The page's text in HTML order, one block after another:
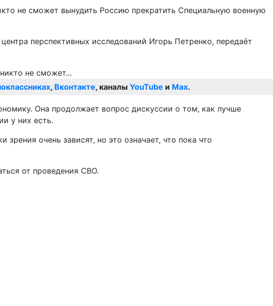
не сможет вынудить Россию прекратить Специальную военную
перспективных исследований Игорь Петренко, передаёт
, Вконтакте, каналы YouTube и Max.
Она продолжает вопрос дискуссии о том, как лучше
у них есть.
очень зависят, но это означает, что пока что
от проведения СВО.